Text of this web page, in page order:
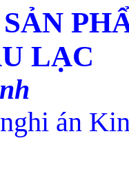
LẠC
án